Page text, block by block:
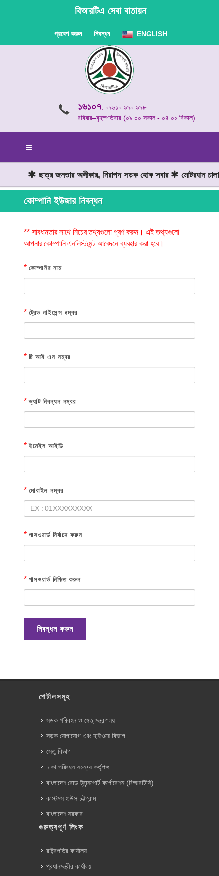
বিআরটিএ সেবা বাতায়ন
প্রবেশ করুন নিবন্ধন ENGLISH
১৬১০৭, ০৯৬১০ ৯৯০ ৯৯৮
রবিবার–বৃহস্পতিবার (০৯.০০ সকাল - ০৪.০০ বিকাল)
ছাত্র জনতার অঙ্গীকার, নিরাপদ সড়ক হোক সবার মোটরযান
কোম্পানি ইউজার নিবন্ধন
** সাবধানতার সাথে নিচের তথ্যগুলো পূরণ করুন। এই তথ্যগুলো
আপনার কোম্পানি এনলিস্টমেন্ট আবেদনে ব্যবহার করা হবে।
* কোম্পানির নাম
* ট্রেড লাইসেন্স নম্বর
* টি আই এন নম্বর
* ভ্যাট নিবন্ধন নম্বর
* ইমেইল আইডি
* মোবাইল নম্বর
* পাসওয়ার্ড নির্বাচন করুন
* পাসওয়ার্ড নিশ্চিত করুন
নিবন্ধন করুন
পোর্টালসমূহ
সড়ক পরিবহন ও সেতু মন্ত্রণালয়
সড়ক যোগাযোগ এবং হাইওয়ে বিভাগ
সেতু বিভাগ
ঢাকা পরিবহন সমন্বয় কর্তৃপক্ষ
বাংলাদেশ রোড ট্রান্সপোর্ট কর্পোরেশন (বিআরটিসি)
কাস্টমস হাউস চট্টগ্রাম
বাংলাদেশ সরকার
গুরুত্বপূর্ণ লিংক
রাষ্ট্রপতির কার্যালয়
প্রধানমন্ত্রীর কার্যালয়